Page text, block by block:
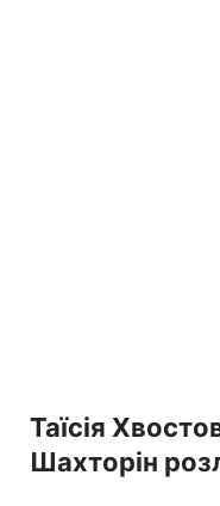
Таїсія
Шахторін